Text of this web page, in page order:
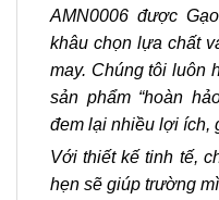
AMN0006 được
khâu chọn lựa chất
may. Chúng tôi luôn
sản phẩm “hoàn
đem lại nhiều lợi ích,
Với thiết kế tinh tế,
hẹn sẽ giúp trường